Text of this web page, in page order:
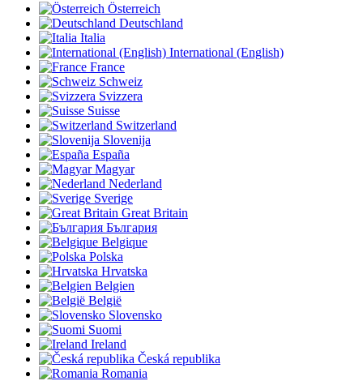
Österreich
Deutschland
Italia
International (English)
France
Schweiz
Svizzera
Suisse
Switzerland
Slovenija
España
Magyar
Nederland
Sverige
Great Britain
България
Belgique
Polska
Hrvatska
Belgien
België
Slovensko
Suomi
Ireland
Česká republika
Romania